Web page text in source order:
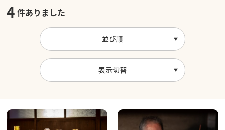
4 件ありました
並び順
表示切替